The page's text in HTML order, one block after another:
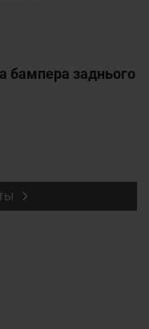
бампера заднього